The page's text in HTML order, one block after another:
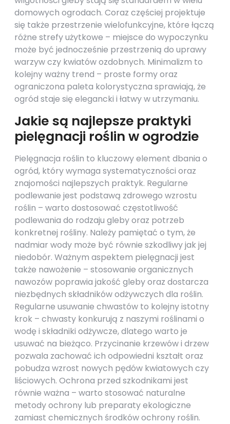
domowych ogrodach. Coraz częściej projektuje
się także przestrzenie wielofunkcyjne, które łączą
różne strefy użytkowe – miejsce do wypoczynku
może być jednocześnie przestrzenią do uprawy
warzyw czy kwiatów ozdobnych. Minimalizm to
kolejny ważny trend – proste formy oraz
ograniczona paleta kolorystyczna sprawiają, że
ogród staje się elegancki i łatwy w utrzymaniu.
Jakie są najlepsze praktyki
pielęgnacji roślin w ogrodzie
Pielęgnacja roślin to kluczowy element dbania o
ogród, który wymaga systematyczności oraz
znajomości najlepszych praktyk. Regularne
podlewanie jest podstawą zdrowego wzrostu
roślin – warto dostosować częstotliwość
podlewania do rodzaju gleby oraz potrzeb
konkretnej rośliny. Należy pamiętać o tym, że
nadmiar wody może być równie szkodliwy jak jej
niedobór. Ważnym aspektem pielęgnacji jest
także nawożenie – stosowanie organicznych
nawozów poprawia jakość gleby oraz dostarcza
niezbędnych składników odżywczych dla roślin.
Regularne usuwanie chwastów to kolejny istotny
krok – chwasty konkurują z naszymi roślinami o
wodę i składniki odżywcze, dlatego warto je
usuwać na bieżąco. Przycinanie krzewów i drzew
pozwala zachować ich odpowiedni kształt oraz
pobudza wzrost nowych pędów kwiatowych czy
liściowych. Ochrona przed szkodnikami jest
równie ważna – warto stosować naturalne
metody ochrony lub preparaty ekologiczne
zamiast chemicznych środków ochrony roślin.